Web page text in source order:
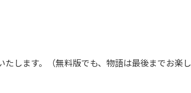
たします。（無料版でも、物語は最後までお楽し